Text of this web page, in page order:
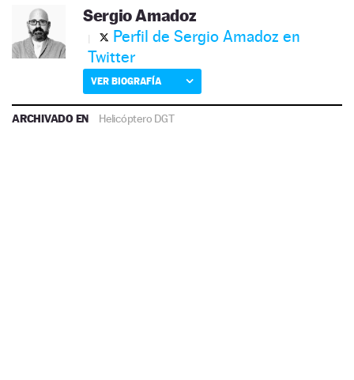
Sergio Amadoz
Perfil de Sergio Amadoz en
Twitter
VER BIOGRAFÍA
ARCHIVADO EN Helicóptero DGT